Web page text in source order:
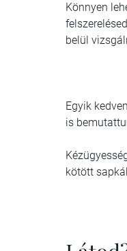
Könnyen
belül
Egyik
is
kötött